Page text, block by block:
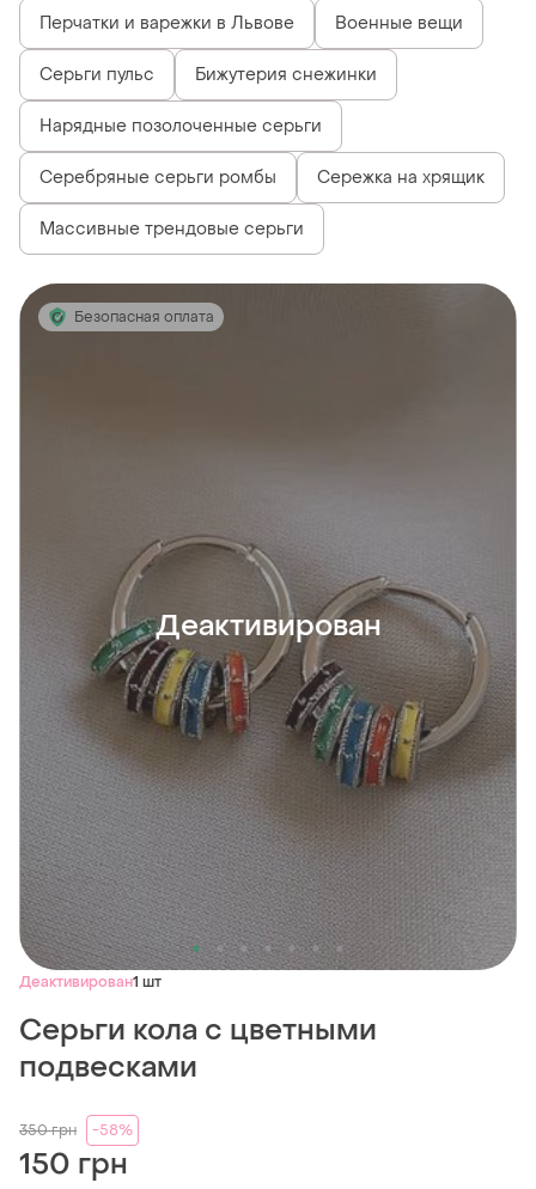
Перчатки и варежки в Львове Военные вещи
Серьги пульс Бижутерия снежинки
Нарядные позолоченные серьги
Серебряные серьги ромбы Сережка на хрящик
Массивные трендовые серьги
Безопасная оплата
Деактивирован
Деактивирован1 шт
Серьги кола с цветными
подвесками
350грн -58%
150 грн